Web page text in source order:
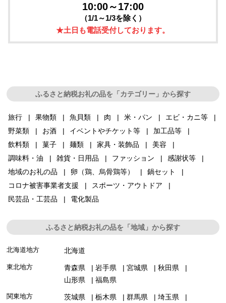
10:00～17:00
（1/1～1/3を除く）
★土日も電話受付しております。
ふるさと納税お礼の品を「カテゴリー」から探す
旅行 果物類 魚貝類 肉 米・パン
エビ・カニ等
野菜類
お酒 イベントやチケット等
加工品等
飲料類
菓子 麺類 家具・装飾品
美容
調味料・油
雑貨・日用品 ファッション
感謝状等
地域のお礼の品
卵（鶏、烏骨鶏等）
鍋セット
コロナ被害事業者支援
スポーツ・アウトドア
民芸品・工芸品
電化製品
ふるさと納税お礼の品を「地域」から探す
北海道地方 北海道
東北地方 青森県 岩手県 宮城県
秋田県
山形県
福島県
関東地方 茨城県 栃木県 群馬県
埼玉県